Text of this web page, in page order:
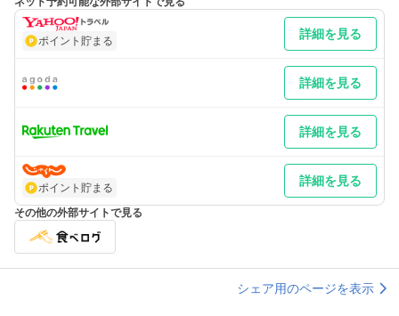
補足 車／無料駐車場75台収容可能。冬季はスタットレス又はチェ
ーン着用。
ポイント貯まる 詳細を見る
詳細を見る
詳細を見る
ポイント貯まる 詳細を見る
その他の外部サイトで見る
シェア用のページを表示